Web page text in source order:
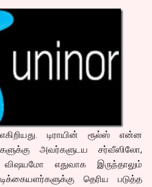
டிராயின் ரூல்ஸ் என்ன
அவர்களுடய சர்வீஸிலோ,
எதுவாக இருந்தாலும்
தெரிய படுத்த